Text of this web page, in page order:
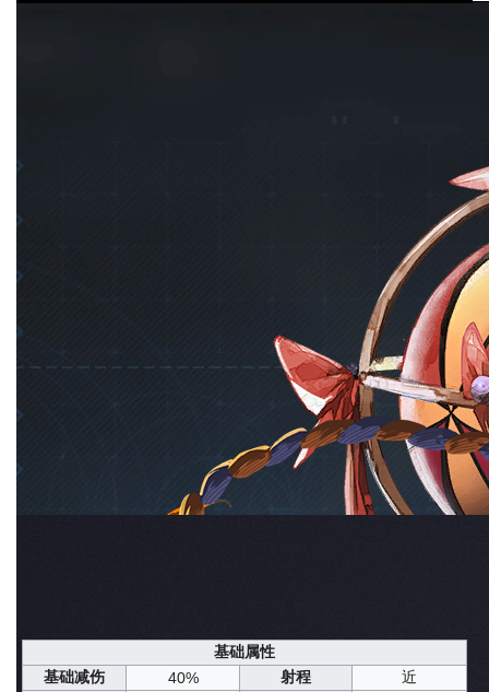
莫紅袖（ばくこうしゅう）
铁御
炎
防护·控场·元素区域
6星
古剑奇谭网络版
基础属性
基础减伤
40% 射程
近